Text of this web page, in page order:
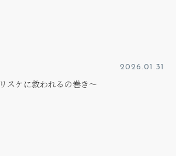
2026.01.31
リスケに救われるの巻き～